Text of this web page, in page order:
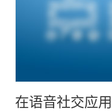
在语音社交应用